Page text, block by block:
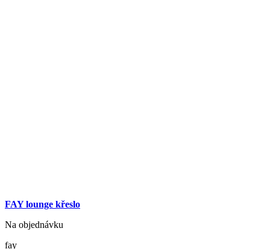
FAY lounge křeslo
Na objednávku
fay